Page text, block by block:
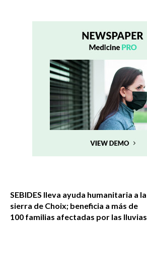
SEBIDES lleva ayuda humanitaria a la
sierra de Choix; beneficia a más de
100 familias afectadas por las lluvias